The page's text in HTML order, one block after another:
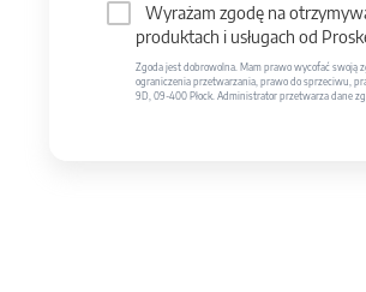
Wyrażam zgodę na
produktach i usługach od
Zgoda jest dobrowolna. Mam prawo wycofać swoją
ograniczenia przetwarzania, prawo do sprzeciwu,
9D, 09-400 Płock. Administrator przetwarza dane